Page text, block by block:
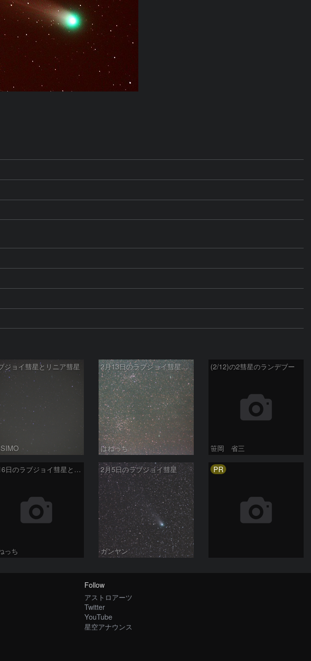
ジョイ彗星とリニア彗星 2月13日のラブジョイ彗星とリニア彗星
はねっち
(2/12)の2彗星のランデブー
笹岡 省三
2月6日のラブジョイ彗星とリニア彗星
っち
2月5日のラブジョイ彗星
ガンヤン
PR
Follow
アストロアーツ
Twitter
YouTube
星空アナウンス